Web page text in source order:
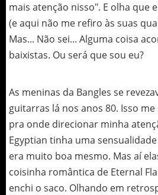
mais atenção nisso". E olha que
(e aqui não me refiro às suas
Mas... Não sei... Alguma coisa
baixistas. Ou será que sou eu?
As meninas da Bangles se
guitarras lá nos anos 80. Isso
pra onde direcionar minha
Egyptian tinha uma
era muito boa mesmo. Mas aí
coisinha romântica de Eternal
enchi o saco. Olhando em